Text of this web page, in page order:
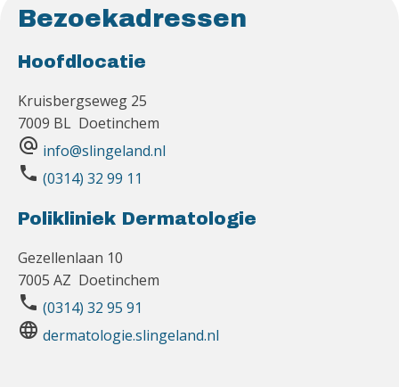
Bezoekadressen
Hoofdlocatie
Kruisbergseweg 25
7009 BL Doetinchem
alternate_email info@slingeland.nl
phone (0314) 32 99 11
Polikliniek Dermatologie
Gezellenlaan 10
7005 AZ Doetinchem
phone (0314) 32 95 91
language dermatologie.slingeland.nl